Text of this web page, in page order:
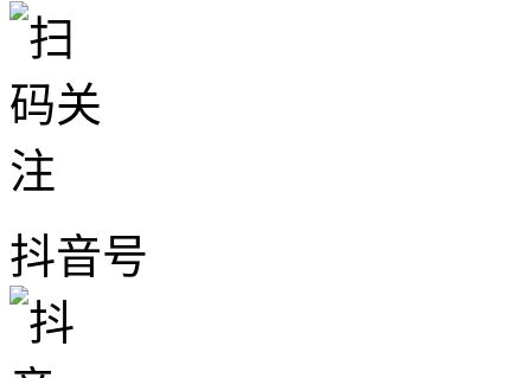
抖音号